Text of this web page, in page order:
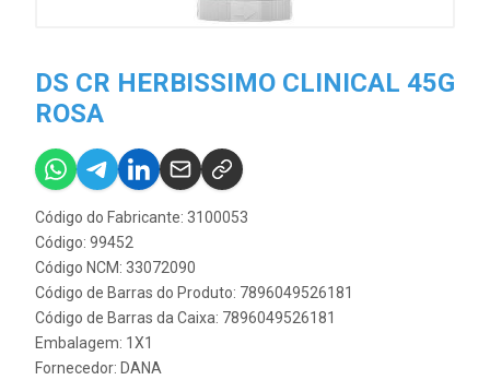
DS CR HERBISSIMO CLINICAL 45G
ROSA
Código do Fabricante: 3100053
Código: 99452
Código NCM: 33072090
Código de Barras do Produto: 7896049526181
Código de Barras da Caixa: 7896049526181
Embalagem: 1X1
Fornecedor: DANA